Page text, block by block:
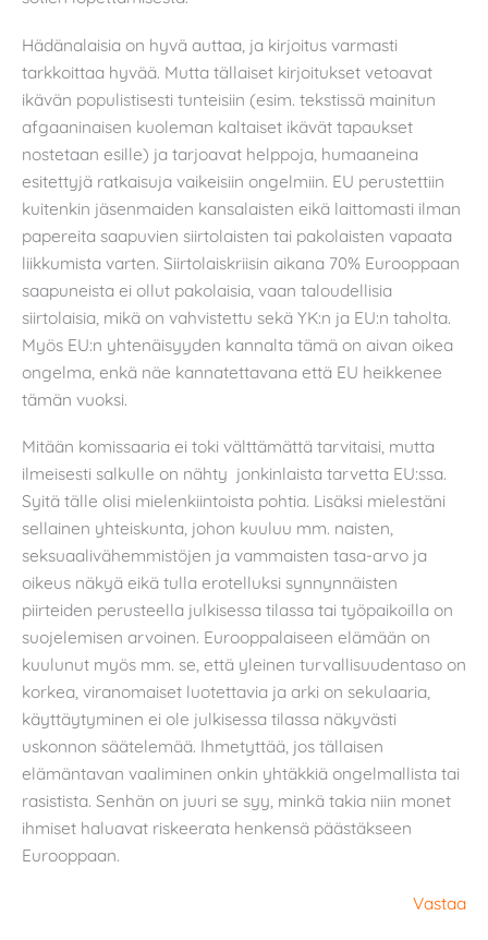
Hädänalaisia on hyvä auttaa, ja kirjoitus varmasti
tarkkoittaa hyvää. Mutta tällaiset kirjoitukset vetoavat
ikävän populistisesti tunteisiin (esim. tekstissä mainitun
afgaaninaisen kuoleman kaltaiset ikävät tapaukset
nostetaan esille) ja tarjoavat helppoja, humaaneina
esitettyjä ratkaisuja vaikeisiin ongelmiin. EU perustettiin
kuitenkin jäsenmaiden kansalaisten eikä laittomasti ilman
papereita saapuvien siirtolaisten tai pakolaisten vapaata
liikkumista varten. Siirtolaiskriisin aikana 70% Eurooppaan
saapuneista ei ollut pakolaisia, vaan taloudellisia
siirtolaisia, mikä on vahvistettu sekä YK:n ja EU:n taholta.
Myös EU:n yhtenäisyyden kannalta tämä on aivan oikea
ongelma, enkä näe kannatettavana että EU heikkenee
tämän vuoksi.
Mitään komissaaria ei toki välttämättä tarvitaisi, mutta
ilmeisesti salkulle on nähty jonkinlaista tarvetta EU:ssa.
Syitä tälle olisi mielenkiintoista pohtia. Lisäksi mielestäni
sellainen yhteiskunta, johon kuuluu mm. naisten,
seksuaalivähemmistöjen ja vammaisten tasa-arvo ja
oikeus näkyä eikä tulla erotelluksi synnynnäisten
piirteiden perusteella julkisessa tilassa tai työpaikoilla on
suojelemisen arvoinen. Eurooppalaiseen elämään on
kuulunut myös mm. se, että yleinen turvallisuudentaso on
korkea, viranomaiset luotettavia ja arki on sekulaaria,
käyttäytyminen ei ole julkisessa tilassa näkyvästi
uskonnon säätelemää. Ihmetyttää, jos tällaisen
elämäntavan vaaliminen onkin yhtäkkiä ongelmallista tai
rasistista. Senhän on juuri se syy, minkä takia niin monet
ihmiset haluavat riskeerata henkensä päästäkseen
Eurooppaan.
Vastaa